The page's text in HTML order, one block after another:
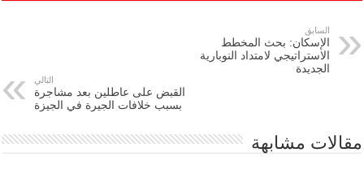
السابق
الإسكان: بحث المخطط
الاستراتيجي لامتداد النوبارية
الجديدة
التالي
القبض على عاطلين بعد مشاجرة
بسبب خلافات الجيرة في الجيزة
مقالات مشابهة